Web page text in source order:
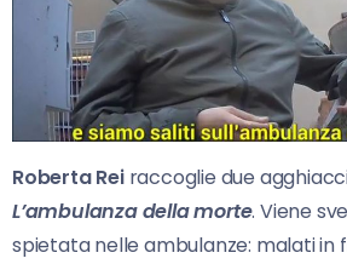
Roberta Reiraccoglie due
L’ambulanza della morte. Viene
spietata nelle ambulanze: malati in